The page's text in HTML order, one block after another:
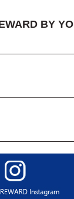
BY YO